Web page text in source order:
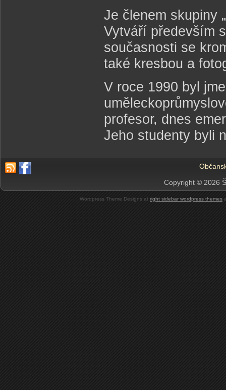
Je členem skupiny
Vytváří především
současnosti se
také kresbou a
V roce 1990 byl
profesor, dnes
Jeho studenty byli
Copyright © 2026
Wordpress Theme Designs at right sidebar wordpress themes